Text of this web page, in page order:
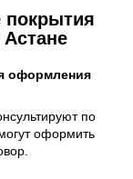
покрытия
оформления
по
оформить